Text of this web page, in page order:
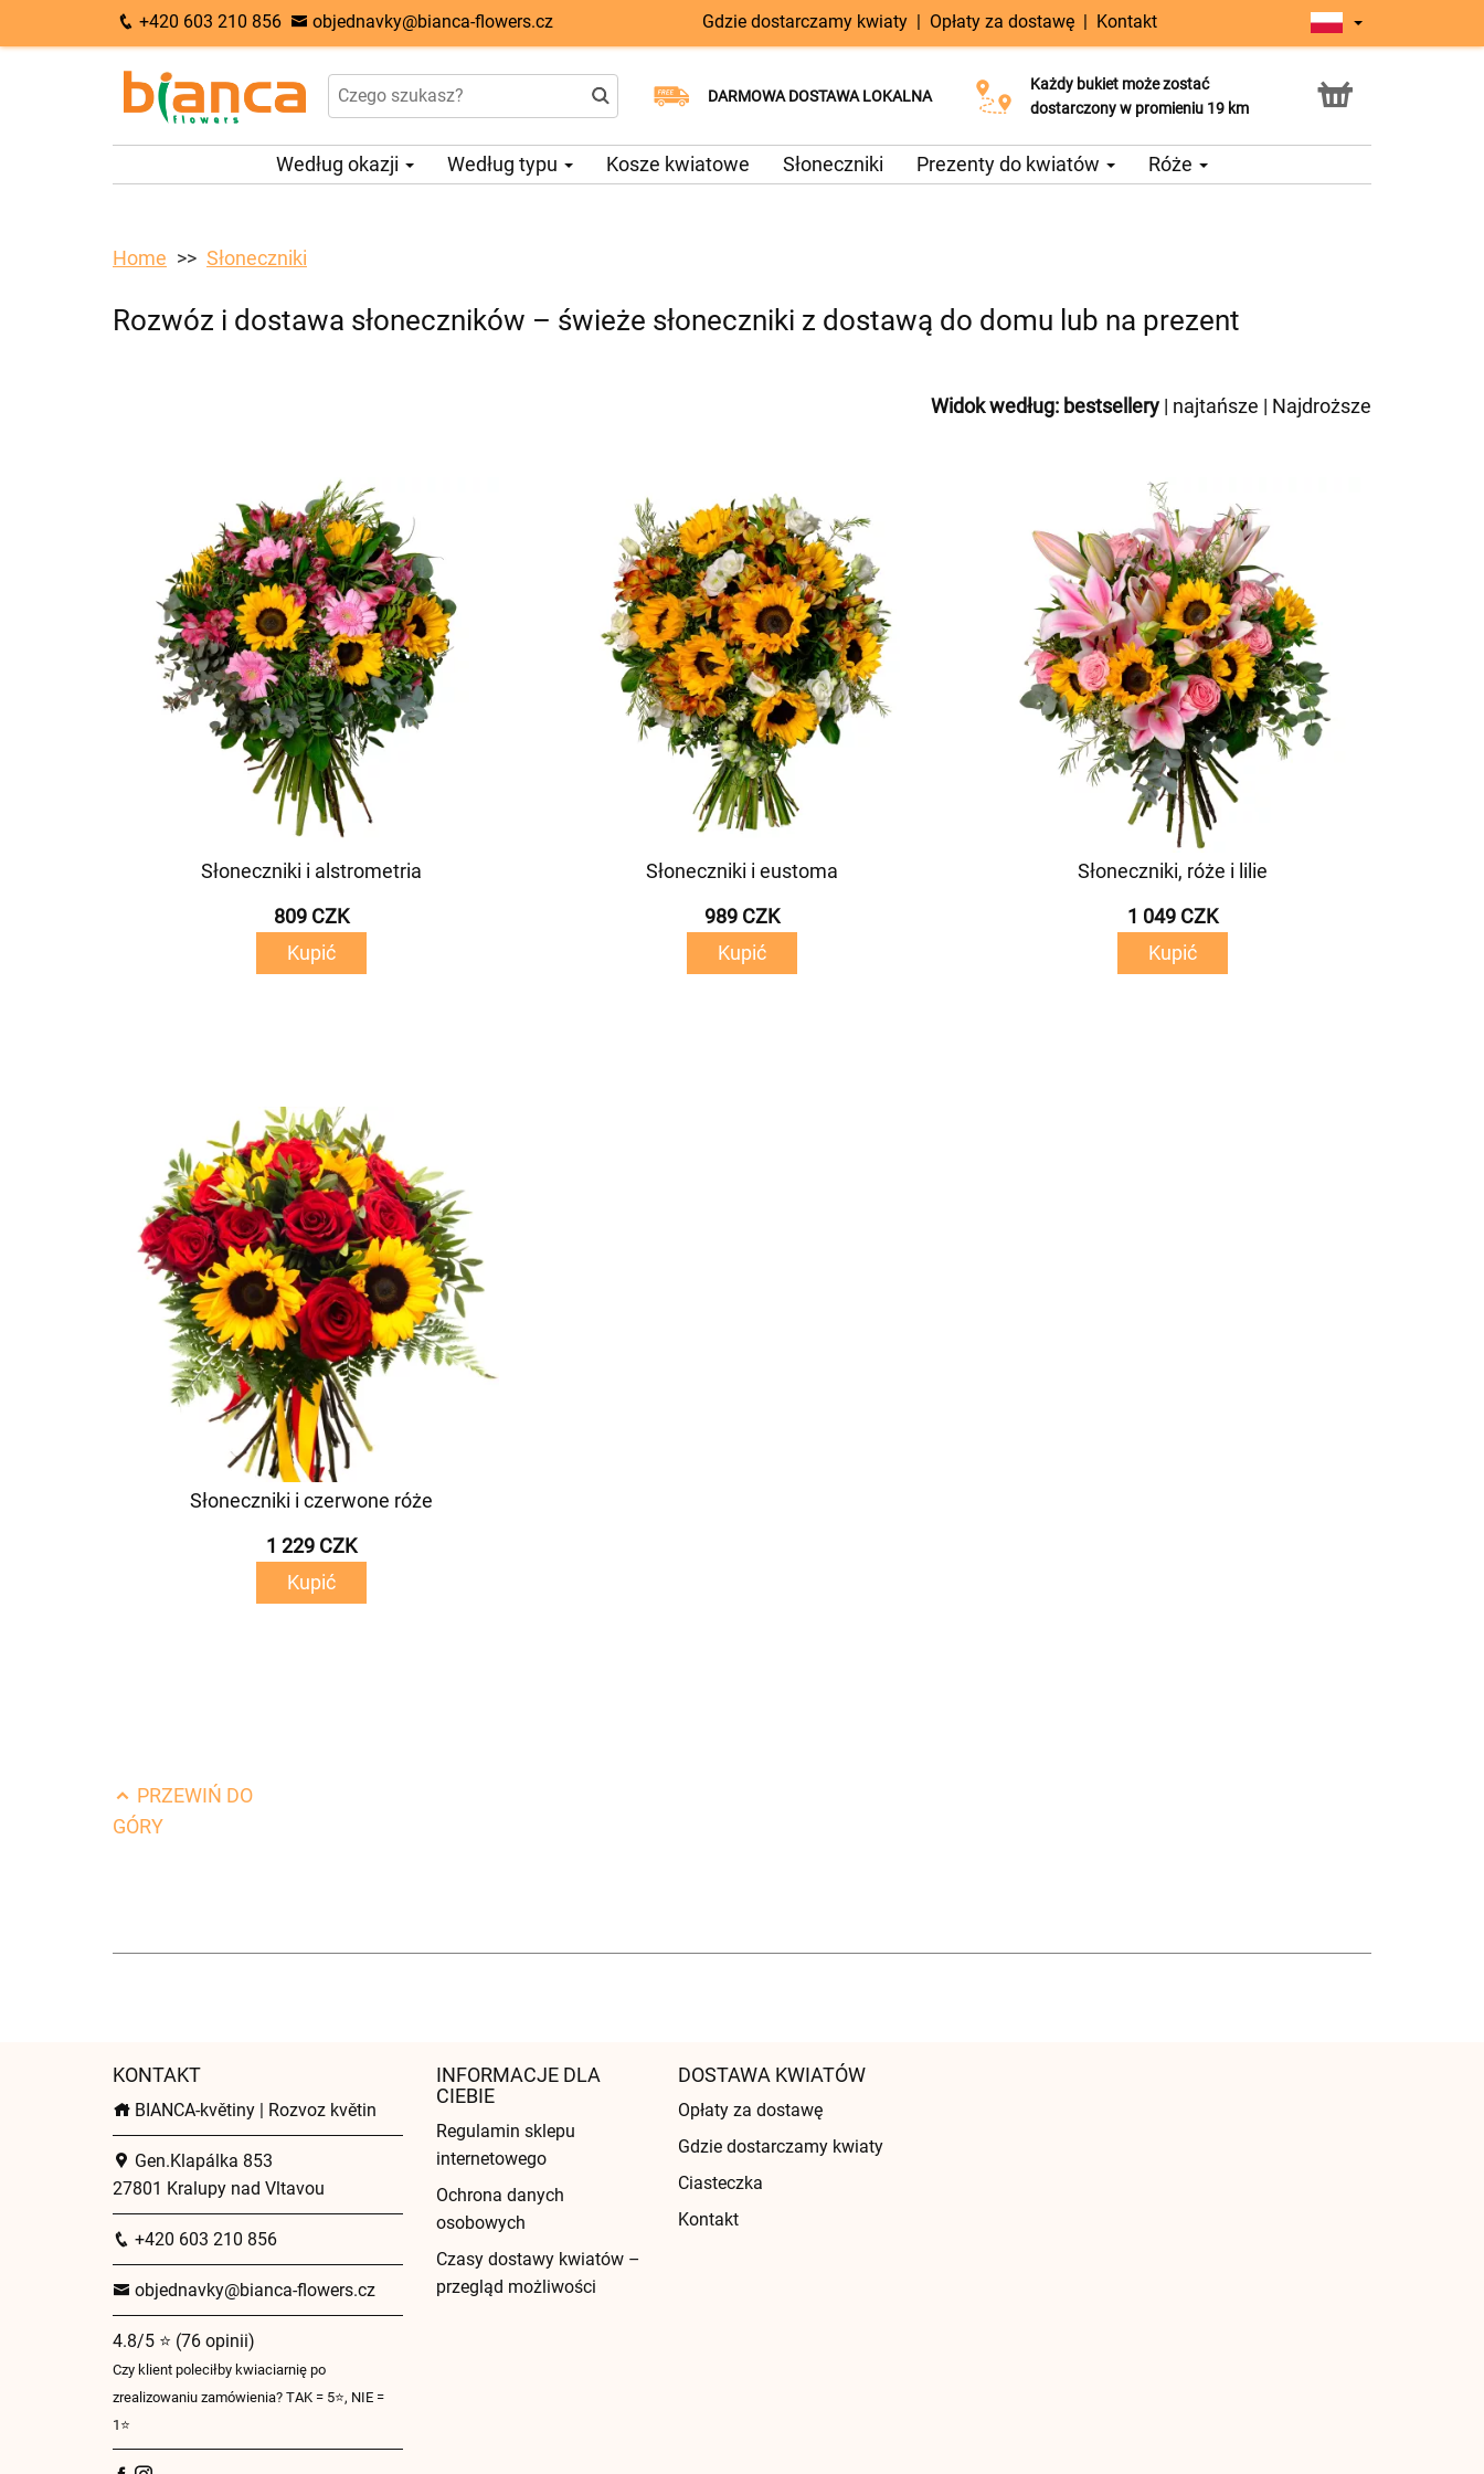
+420 603 210 856 objednavky@bianca-flowers.cz Gdzie dostarczamy kwiaty | Opłaty za dostawę | Kontakt
DARMOWA DOSTAWA LOKALNA
Dostawa tego samego dnia
Wybierz datę dostawy
Każdy bukiet może zostać
dostarczony w promieniu 19 km
Usługa Click & Collect
Według okazji Według typu Kosze kwiatowe Słoneczniki Prezenty do kwiatów Róże
Home Słoneczniki
Rozwóz i dostawa słoneczników – świeże słoneczniki z dostawą do domu lub na prezent
Widok według: bestsellery | najtańsze | Najdroższe
Słoneczniki i alstrometria
809 CZK
Kupić
Słoneczniki i eustoma
989 CZK
Kupić
Słoneczniki, róże i lilie
1 049 CZK
Kupić
Słoneczniki i czerwone róże
1 229 CZK
Kupić
PRZEWIŃ DO
GÓRY
KONTAKT
BIANCA-květiny | Rozvoz květin
Gen.Klapálka 853
27801 Kralupy nad Vltavou
+420 603 210 856
objednavky@bianca-flowers.cz
4.8/5 ⭐ (76 opinii)
Czy klient poleciłby kwiaciarnię po
zrealizowaniu zamówienia? TAK = 5⭐, NIE =
1⭐
INFORMACJE DLA
CIEBIE
Regulamin sklepu
internetowego
Ochrona danych
osobowych
Czasy dostawy kwiatów –
przegląd możliwości
DOSTAWA KWIATÓW
Opłaty za dostawę
Gdzie dostarczamy kwiaty
Ciasteczka
Kontakt